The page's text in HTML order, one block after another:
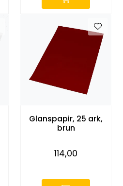
Glanspapir, 25 ark,
brun
114,00